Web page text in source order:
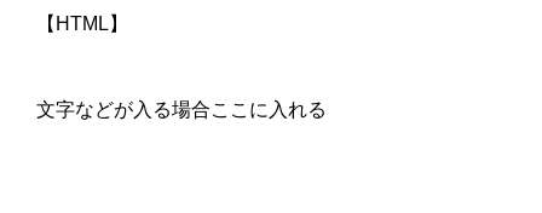
【HTML】
文字などが入る場合ここに入れる